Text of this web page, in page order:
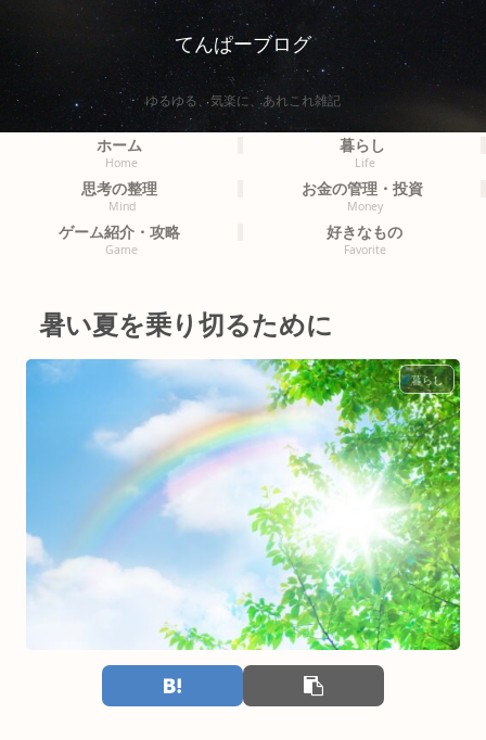
てんぱーブログ
ゆるゆる、気楽に、あれこれ雑記
ホーム
Home
暮らし
Life
思考の整理
Mind
お金の管理・投資
Money
ゲーム紹介・攻略
Game
好きなもの
Favorite
暑い夏を乗り切るために
暮らし